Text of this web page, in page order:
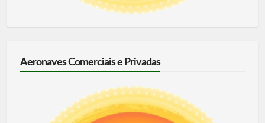
Aeronaves Comerciais e Privadas